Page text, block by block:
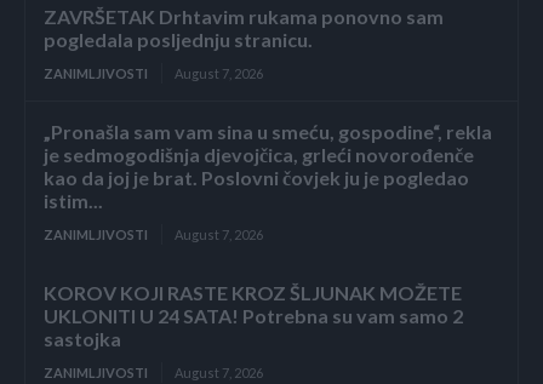
ZAVRŠETAK Drhtavim rukama ponovno sam
pogledala posljednju stranicu.
ZANIMLJIVOSTI August 7, 2026
„Pronašla sam vam sina u smeću, gospodine“, rekla
je sedmogodišnja djevojčica, grleći novorođenče
kao da joj je brat. Poslovni čovjek ju je pogledao
istim...
ZANIMLJIVOSTI August 7, 2026
KOROV KOJI RASTE KROZ ŠLJUNAK MOŽETE
UKLONITI U 24 SATA! Potrebna su vam samo 2
sastojka
ZANIMLJIVOSTI August 7, 2026